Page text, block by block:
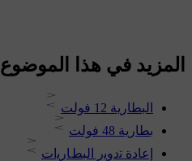
المزيد في هذا الموضوع
البطارية 12 فولت
بطارية 48 فولت
إﻋﺎدة ﺗدوﯾر البطﺎرﯾات